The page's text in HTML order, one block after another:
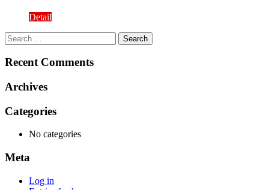
Detail
Search
for:
Recent Comments
Archives
Categories
No categories
Meta
Log in